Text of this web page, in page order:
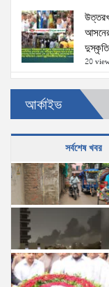
20
৫
17 views
স্বামী
16
আর্কাইভ
সর্বশেষ খবর